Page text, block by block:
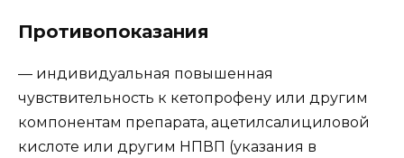
Противопоказания
— индивидуальная повышенная
чувствительность к кетопрофену или другим
компонентам препарата, ацетилсалициловой
кислоте или другим НПВП (указания в